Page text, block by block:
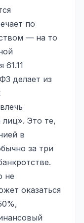
по
— на то
61.11
делает из
Это те,
в
за три
не
оказаться